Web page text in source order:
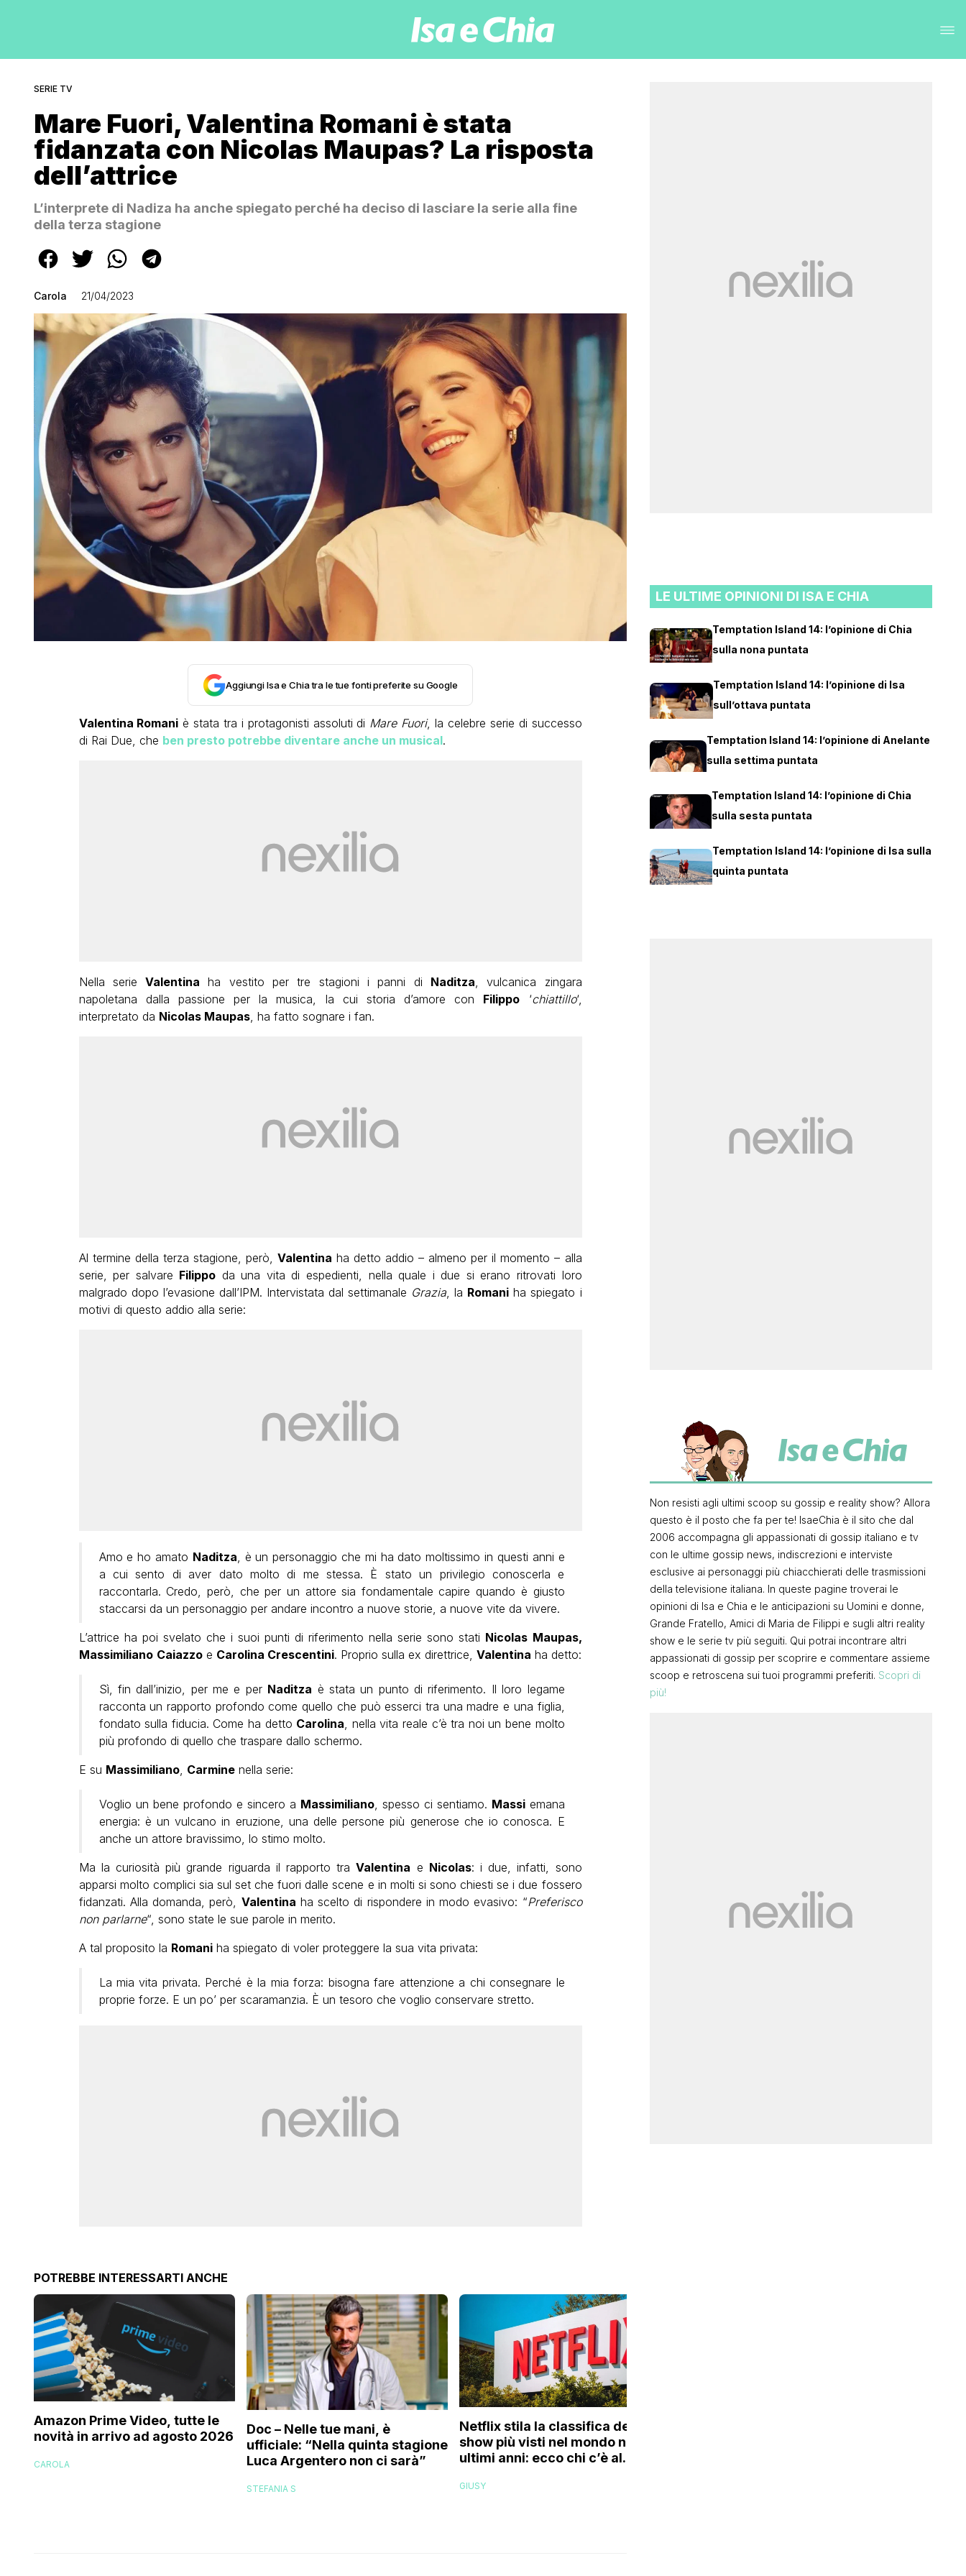
SERIE TV
Mare Fuori, Valentina Romani è stata
fidanzata con Nicolas Maupas? La risposta
dell’attrice
L’interprete di Nadiza ha anche spiegato perché ha deciso di lasciare la serie alla fine
della terza stagione
Carola 21/04/2023
Aggiungi Isa e Chia tra le tue fonti preferite su Google
Valentina Romani è stata tra i protagonisti assoluti di Mare Fuori, la celebre serie di successo
di Rai Due, che ben presto potrebbe diventare anche un musical.
Nella serieValentina ha vestito per tre stagioni i panni di Naditza , vulcanica zingara
napoletana dalla passione per la musica, la cui storia d’amore con Filippo ‘chiattillo‘,
interpretato da Nicolas Maupas, ha fatto sognare i fan.
Al termine della terza stagione, però, Valentina ha detto addio – almeno per il momento – alla
serie, per salvare Filippo da una vita di espedienti, nella quale i due si erano ritrovati loro
malgrado dopo l’evasione dall’IPM. Intervistata dal settimanale Grazia , la Romani ha spiegato i
motivi di questo addio alla serie:
Amo e ho amato Naditza , è un personaggio che mi ha dato moltissimo in questi anni e
a cui sento di aver dato molto di me stessa. È stato un privilegio conoscerla e
raccontarla. Credo, però, che per un attore sia fondamentale capire quando è giusto
staccarsi da un personaggio per andare incontro a nuove storie, a nuove vite da vivere.
L’attrice ha poi svelato che i suoi punti di riferimento nella serie sono stati Nicolas Maupas,
Massimiliano Caiazzoe Carolina Crescentini. Proprio sulla ex direttrice, Valentina ha detto:
Sì, fin dall’inizio, per me e per Naditza è stata un punto di riferimento. Il loro legame
racconta un rapporto profondo come quello che può esserci tra una madre e una figlia,
fondato sulla fiducia. Come ha detto Carolina , nella vita reale c’è tra noi un bene molto
più profondo di quello che traspare dallo schermo.
E su Massimiliano, Carminenella serie:
Voglio un bene profondo e sincero a Massimiliano, spesso ci sentiamo. Massiemana
energia: è un vulcano in eruzione, una delle persone più generose che io conosca. E
anche un attore bravissimo, lo stimo molto.
Ma la curiosità più grande riguarda il rapporto traValentina e Nicolas: i due, infatti, sono
apparsi molto complici sia sul set che fuori dalle scene e in molti si sono chiesti se i due fossero
fidanzati. Alla domanda, però, Valentina ha scelto di rispondere in modo evasivo: “Preferisco
non parlarne“, sono state le sue parole in merito.
A tal proposito la Romaniha spiegato di voler proteggere la sua vita privata:
La mia vita privata. Perché è la mia forza: bisogna fare attenzione a chi consegnare le
proprie forze. E un po’ per scaramanzia. È un tesoro che voglio conservare stretto.
POTREBBE INTERESSARTI ANCHE
Amazon Prime Video, tutte le
novità in arrivo ad agosto 2026
CAROLA
Doc – Nelle tue mani, è
ufficiale: “Nella quinta stagione
Luca Argentero non ci sarà”
STEFANIA S
Netflix stila la classifica degli
show più visti nel mondo negli
ultimi anni: ecco chi c’è al
GIUSY
LE ULTIME OPINIONI DI ISA E CHIA
Temptation Island 14: l’opinione di Chia
sulla nona puntata
Temptation Island 14: l’opinione di Isa
sull’ottava puntata
Temptation Island 14: l’opinione di Anelante
sulla settima puntata
Temptation Island 14: l’opinione di Chia
sulla sesta puntata
Temptation Island 14: l’opinione di Isa sulla
quinta puntata
Non resisti agli ultimi scoop su gossip e reality show? Allora
questo è il posto che fa per te! IsaeChia è il sito che dal
2006 accompagna gli appassionati di gossip italiano e tv
con le ultime gossip news, indiscrezioni e interviste
esclusive ai personaggi più chiacchierati delle trasmissioni
della televisione italiana. In queste pagine troverai le
opinioni di Isa e Chia e le anticipazioni su Uomini e donne,
Grande Fratello, Amici di Maria de Filippi e sugli altri reality
show e le serie tv più seguiti. Qui potrai incontrare altri
appassionati di gossip per scoprire e commentare assieme
scoop e retroscena sui tuoi programmi preferiti. Scopri di
più!